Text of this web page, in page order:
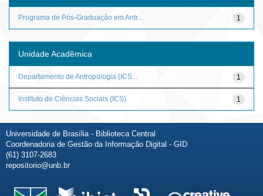
1
Programa de Pós-Graduação em Antr...
Unidade Acadêmica
1
Departamento de Antropologia (ICS...
1
Instituto de Ciências Sociais (ICS)
Universidade de Brasília - Biblioteca Central
Coordenadoria de Gestão da Informação Digital - GID
(61) 3107-2683
repositorio@unb.br